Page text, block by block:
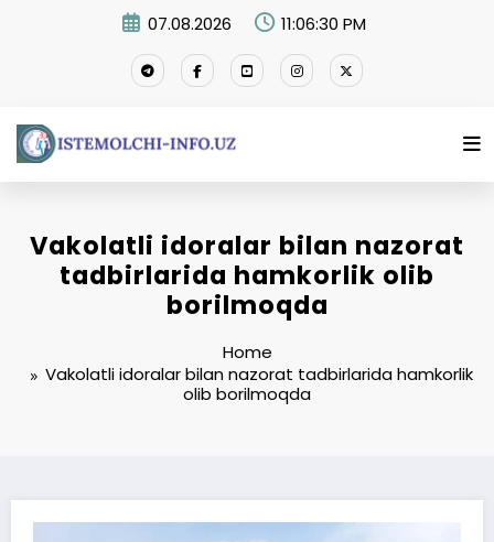
07.08.2026 11:06:31 PM
Vakolatli idoralar bilan nazorat
tadbirlarida hamkorlik olib
borilmoqda
Home
Vakolatli idoralar bilan nazorat tadbirlarida hamkorlik
olib borilmoqda